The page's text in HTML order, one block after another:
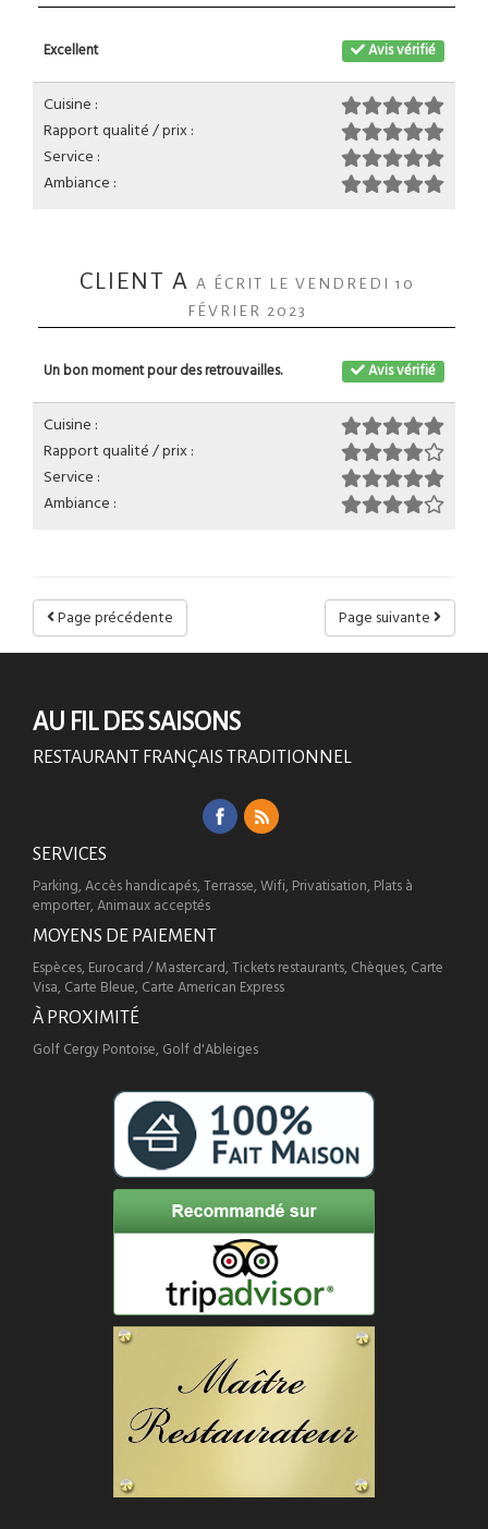
Avis vérifié
Excellent
Cuisine :
Rapport qualité / prix :
Service :
Ambiance :
CLIENT A A ÉCRIT LE VENDREDI 10
FÉVRIER 2023
Avis vérifié
Un bon moment pour des retrouvailles.
Cuisine :
Rapport qualité / prix :
Service :
Ambiance :
Page suivante
Page précédente
AU FIL DES SAISONS
RESTAURANT FRANÇAIS TRADITIONNEL
SERVICES
Parking, Accès handicapés, Terrasse, Wifi, Privatisation, Plats à
emporter, Animaux acceptés
MOYENS DE PAIEMENT
Espèces, Eurocard / Mastercard, Tickets restaurants, Chèques, Carte
Visa, Carte Bleue, Carte American Express
À PROXIMITÉ
Golf Cergy Pontoise, Golf d'Ableiges